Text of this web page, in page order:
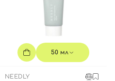
50 мл
NEEDLY